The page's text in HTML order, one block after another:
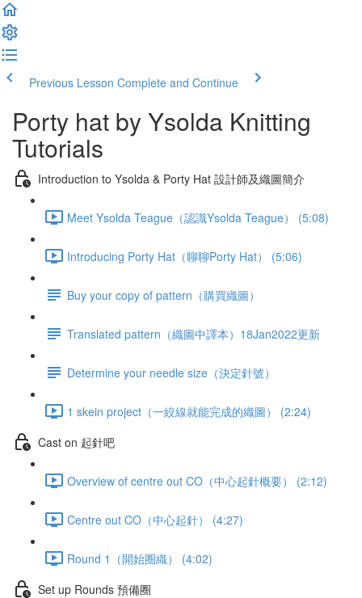
Previous Lesson Complete and Continue
Porty hat by Ysolda Knitting
Tutorials
Introduction to Ysolda & Porty Hat 設計師及織圖簡介
Meet Ysolda Teague（認識Ysolda Teague） (5:08)
Introducing Porty Hat（聊聊Porty Hat） (5:06)
Buy your copy of pattern（購買織圖）
Translated pattern（織圖中譯本）18Jan2022更新
Determine your needle size（決定針號）
1 skein project（一絞線就能完成的織圖） (2:24)
Cast on 起針吧
Overview of centre out CO（中心起針概要） (2:12)
Centre out CO（中心起針） (4:27)
Round 1（開始圈織） (4:02)
Set up Rounds 預備圈